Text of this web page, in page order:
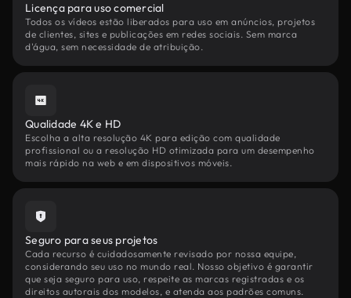
Licença para uso comercial
Todos os vídeos estão liberados para uso em anúncios, projetos
de clientes, sites e publicações em redes sociais. Sem marca
d'água, sem necessidade de atribuição.
Qualidade 4K e HD
Escolha a alta resolução 4K para edição com qualidade
profissional ou a resolução HD otimizada para um desempenho
mais rápido na web e em dispositivos móveis.
Seguro para seus projetos
Cada recurso é cuidadosamente revisado por nossa equipe,
considerando seu uso no mundo real. Nosso objetivo é garantir
que seja seguro para uso, respeite as marcas registradas e os
direitos autorais dos modelos, e atenda aos padrões comuns.